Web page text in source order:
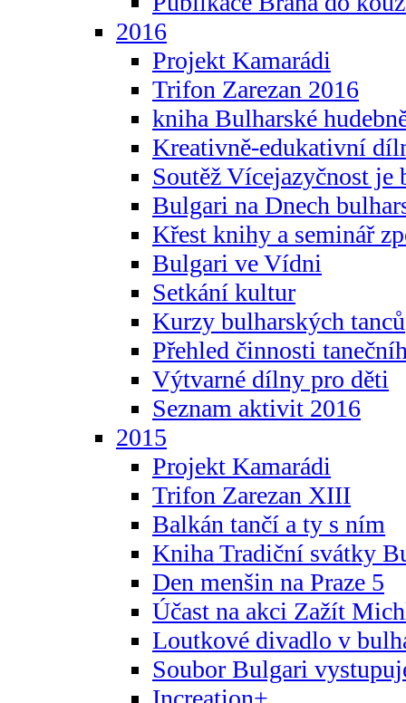
2016
Projekt Kamarádi
Trifon Zarezan 2016
kniha Bulharské
Kreativně-edukativní
Soutěž Vícejazyčnost je
Bulgari na Dnech
Křest knihy a seminář
Bulgari ve Vídni
Setkání kultur
Kurzy bulharských tanců
Přehled činnosti
Výtvarné dílny pro děti
Seznam aktivit 2016
2015
Projekt Kamarádi
Trifon Zarezan XIII
Balkán tančí a ty s ním
Kniha Tradiční svátky
Den menšin na Praze 5
Účast na akci Zažít
Loutkové divadlo v
Soubor Bulgari